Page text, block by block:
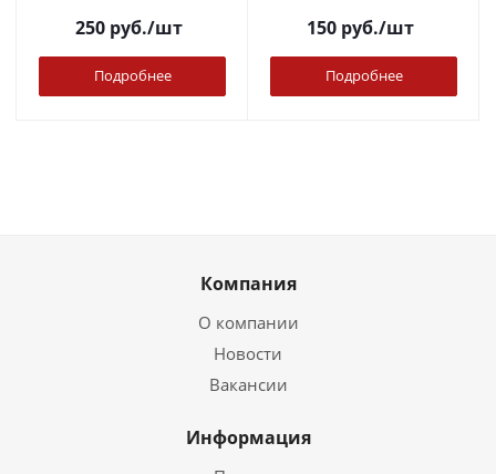
250руб./шт
Подробнее
150руб./шт
Подробнее
Компания
О компании
Новости
Вакансии
Информация